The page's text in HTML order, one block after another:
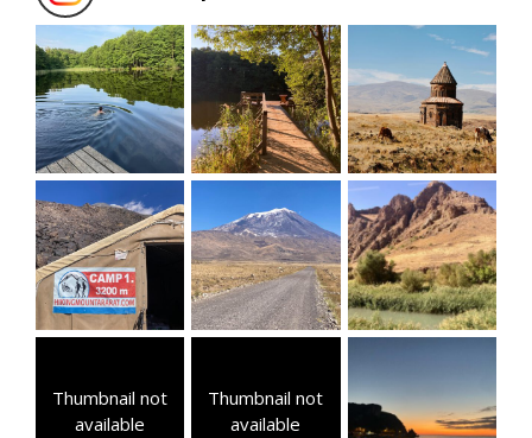
Thumbnail not
available
Thumbnail not
available